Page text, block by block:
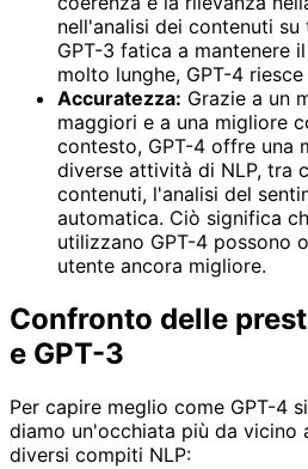
nell'analisi dei contenuti
GPT-3 fatica a mantenere
molto lunghe, GPT-4
Accuratezza: Grazie a un
maggiori e a una migliore
contesto, GPT-4 offre una
diverse attività di NLP, tra
contenuti, l'analisi del
automatica. Ciò significa
utilizzano GPT-4 possono
utente ancora migliore.
Confronto delle
e GPT-3
Per capire meglio come GPT-4
diamo un'occhiata più da vicino
diversi compiti NLP: